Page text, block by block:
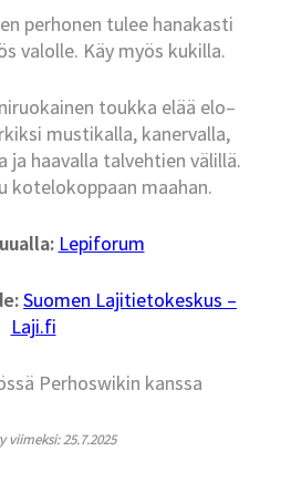
perhonen tulee hanakasti
valolle. Käy myös kukilla.
toukka elää elo–
mustikalla, kanervalla,
ja haavalla talvehtien välillä.
kotelokoppaan maahan.
Lepiforum
Suomen Lajitietokeskus –
Laji.fi
Perhoswikin kanssa
viimeksi: 25.7.2025